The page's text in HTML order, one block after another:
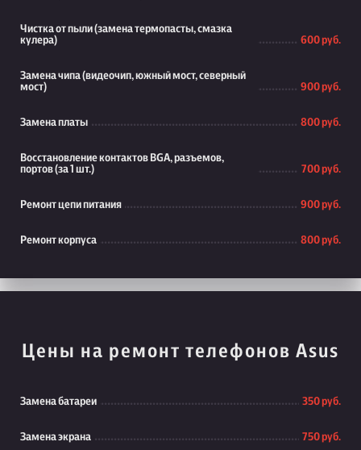
Чистка от пыли (замена термопасты, смазка
кулера)
600 руб.
Замена чипа (видеочип, южный мост, северный
мост)
900 руб.
Замена платы 800 руб.
Восстановление контактов BGA, разъемов,
портов (за 1 шт.)
700 руб.
Ремонт цепи питания 900 руб.
Ремонт корпуса 800 руб.
Цены на ремонт телефонов Asus
Замена батареи 350 руб.
Замена экрана 750 руб.